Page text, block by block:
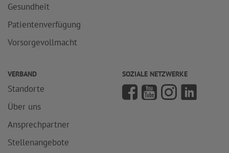
Gesundheit
Patientenverfügung
Vorsorgevollmacht
VERBAND
Standorte
Über uns
Ansprechpartner
Stellenangebote
SOZIALE NETZWERKE